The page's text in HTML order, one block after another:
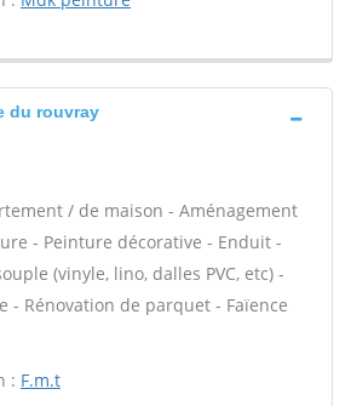
du rouvray
/ de maison - Aménagement
- Peinture décorative - Enduit -
(vinyle, lino, dalles PVC, etc) -
- Rénovation de parquet - Faïence
: F.m.t